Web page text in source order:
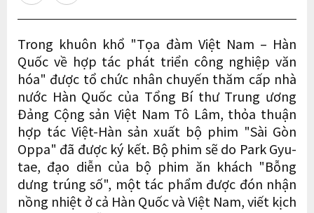
size
Trong khuôn khổ "Tọa đàm Việt Nam – Hàn
Quốc về hợp tác phát triển công nghiệp văn
hóa" được tổ chức nhân chuyến thăm cấp nhà
nước Hàn Quốc của Tổng Bí thư Trung ương
Đảng Cộng sản Việt Nam Tô Lâm, thỏa thuận
hợp tác Việt-Hàn sản xuất bộ phim "Sài Gòn
Oppa" đã được ký kết. Bộ phim sẽ do Park Gyu-
tae, đạo diễn của bộ phim ăn khách "Bỗng
dưng trúng số", một tác phẩm được đón nhận
nồng nhiệt ở cả Hàn Quốc và Việt Nam, viết kịch